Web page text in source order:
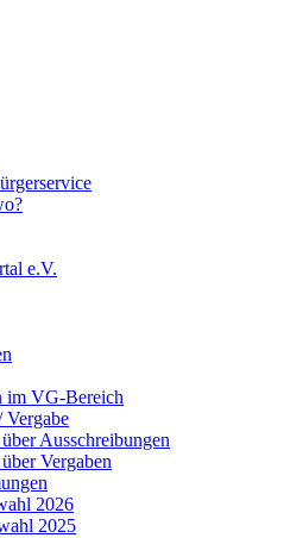
e.V.
im VG-Bereich
Vergabe
Ausschreibungen
Vergaben
2026
2025